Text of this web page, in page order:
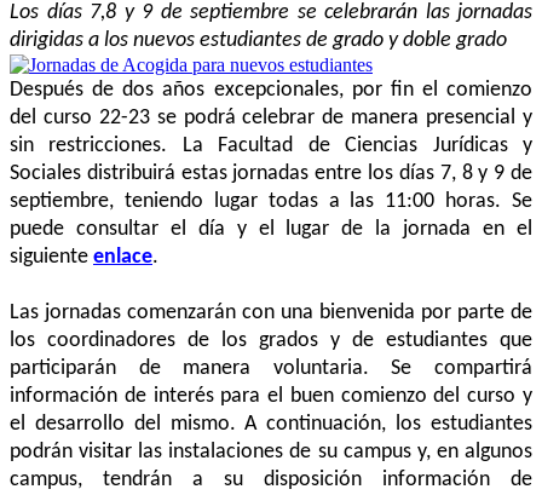
Los días 7,8 y 9 de septiembre se celebrarán las jornadas
dirigidas a los nuevos estudiantes de grado y doble grado
Después de dos años excepcionales, por fin el comienzo
del curso 22-23 se podrá celebrar de manera presencial y
sin restricciones. La Facultad de Ciencias Jurídicas y
Sociales distribuirá estas jornadas entre los días 7, 8 y 9 de
septiembre, teniendo lugar todas a las 11:00 horas. Se
puede consultar el día y el lugar de la jornada en el
siguiente enlace.
Las jornadas comenzarán con una bienvenida por parte de
los coordinadores de los grados y de estudiantes que
participarán de manera voluntaria. Se compartirá
información de interés para el buen comienzo del curso y
el desarrollo del mismo. A continuación, los estudiantes
podrán visitar las instalaciones de su campus y, en algunos
campus, tendrán a su disposición información de